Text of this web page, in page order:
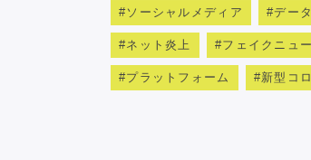
ソーシャルメディア デー
ネット炎上 フェイクニュ
プラットフォーム 新型コ